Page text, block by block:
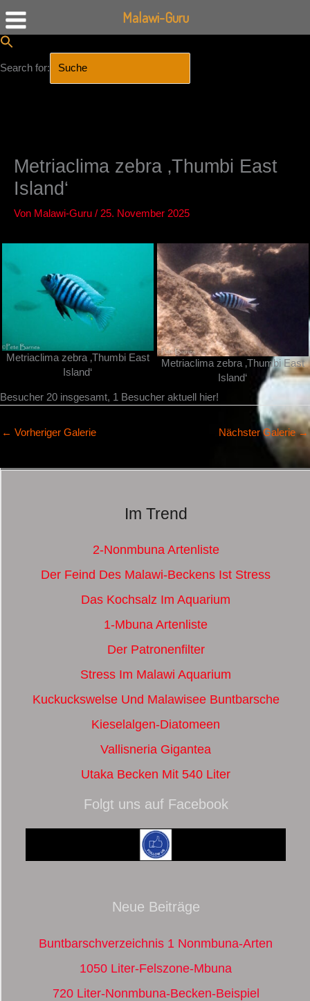
Search for:
Metriaclima zebra ‚Thumbi East
Island‘
Von Malawi-Guru / 25. November 2025
Metriaclima zebra ‚Thumbi East
Island‘
Metriaclima zebra ‚Thumbi East
Island‘
Besucher 20 insgesamt, 1 Besucher aktuell hier!
← Vorheriger Galerie Nächster Galerie→
Im Trend
2-Nonmbuna Artenliste
Der Feind Des Malawi-Beckens Ist Stress
Das Kochsalz Im Aquarium
1-Mbuna Artenliste
Der Patronenfilter
Stress Im Malawi Aquarium
Kuckuckswelse Und Malawisee Buntbarsche
Kieselalgen-Diatomeen
Vallisneria Gigantea
Utaka Becken Mit 540 Liter
Folgt uns auf Facebook
Neue Beiträge
Buntbarschverzeichnis 1 Nonmbuna-Arten
1050 Liter-Felszone-Mbuna
720 Liter-Nonmbuna-Becken-Beispiel
Malawi-Guru